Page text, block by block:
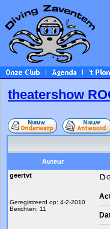
theatershow
Auteur
geertvt
Geregistreerd op: 4-2-2010
Berichten: 11